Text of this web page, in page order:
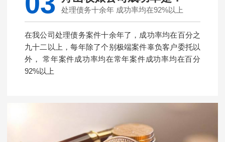
处理债务十余年 成功率均在92%以上
在我公司处理债务案件十余年了，成功率均在百分之
九十二以上，每年除了个别极端案件辜负客户委托以
外， 常年案件成功率均在常年案件成功率均在百分
92%以上